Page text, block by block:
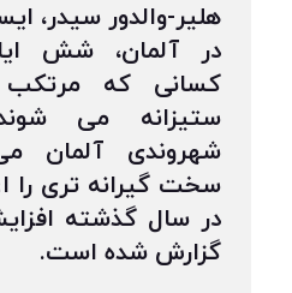
هلیر-والدور سیدر،
در آلمان، شش
کسانی که مرتکب
ستیزانه می
شهروندی آلمان
سخت گیرانه تری را
در سال گذشته
گزارش شده است.